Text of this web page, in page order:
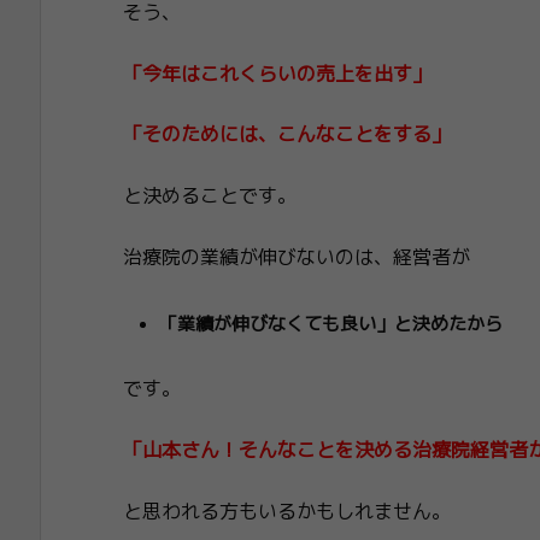
そう、
「今年はこれくらいの売上を出す」
「そのためには、こんなことをする」
と決めることです。
治療院の業績が伸びないのは、経営者が
「業績が伸びなくても良い」と決めたから
です。
「山本さん！そんなことを決める治療院経営者
と思われる方もいるかもしれません。